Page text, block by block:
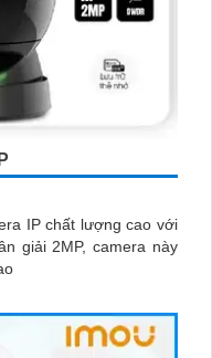
IP chất lượng cao với